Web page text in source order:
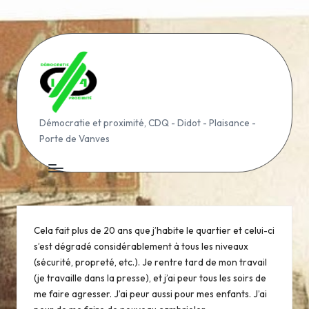
content
D
é
m
o
c
r
a
ti
Démocratie et proximité, CDQ - Didot - Plaisance -
Porte de Vanves
Cela fait plus de 20 ans que j’habite le quartier et celui-ci
s’estdégradé considérablement à tous les niveaux
(sécurité, propreté, etc.). Je rentre tard de mon travail
(je travaille dans la presse), et j’ai peur tous les soirs de
me faire agresser. J’ai peur aussi pour mes enfants. J’ai